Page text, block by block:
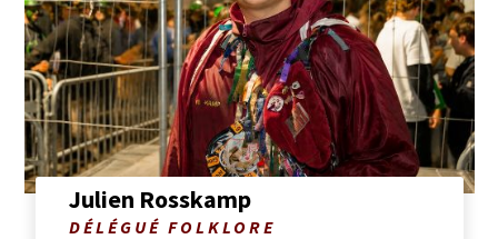
de
Julien
Rosskamp
PhotoJulien Rosskamp
DÉLÉGUÉ FOLKLORE